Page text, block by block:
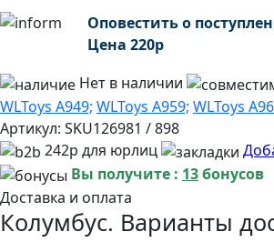
Оповестить о
Цена 220р
Нет в наличии
WLToys A949; WLToys A959; WLToys
Артикул: SKU126981 / 898
242р для юрлиц
Вы получите : 13бонусов
Доставка и оплата
Колумбус. Варианты